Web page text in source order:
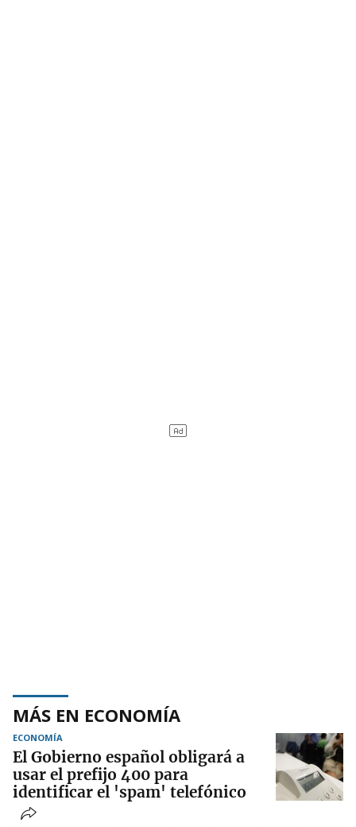
MÁS EN ECONOMÍA
ECONOMÍA
El Gobierno español obligará a
usar el prefijo 400 para
identificar el 'spam' telefónico